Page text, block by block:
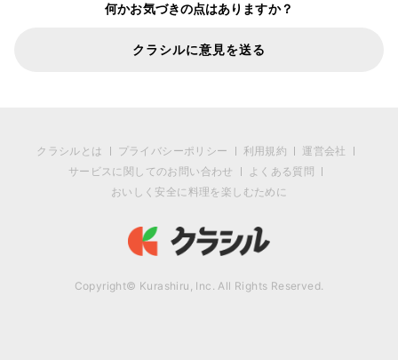
何かお気づきの点はありますか？
クラシルに意見を送る
クラシルとは プライバシーポリシー 利用規約
運営会社
サービスに関してのお問い合わせ
よくある質問
おいしく安全に料理を楽しむために
Copyright© Kurashiru, Inc. All Rights Reserved.